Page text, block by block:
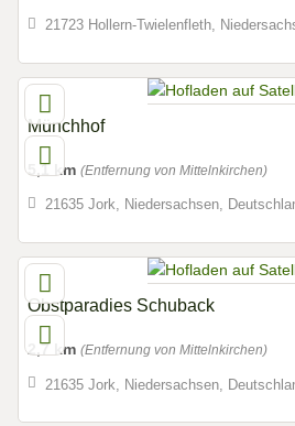
21723 Hollern-Twielenfleth,
Münchhof
5,1 km (Entfernung von Mittelnkirchen)
21635 Jork, Niedersachsen,
Obstparadies Schuback
2,7 km (Entfernung von Mittelnkirchen)
21635 Jork, Niedersachsen,